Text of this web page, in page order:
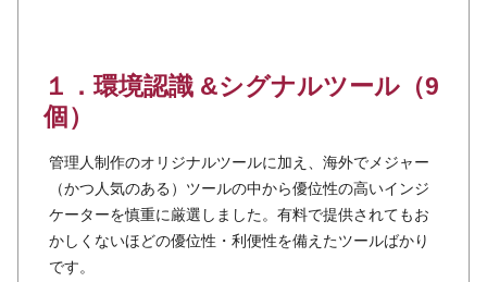
１．環境認識 &シグナルツール（9
個）
管理人制作のオリジナルツールに加え、海外でメジャー
（かつ人気のある）ツールの中から優位性の高いインジ
ケーターを慎重に厳選しました。有料で提供されてもお
かしくないほどの優位性・利便性を備えたツールばかり
です。